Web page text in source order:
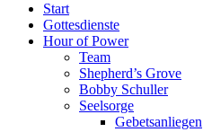
Start
Gottesdienste
Hour of Power
Team
Shepherd’s Grove
Bobby Schuller
Seelsorge
Gebetsanliegen